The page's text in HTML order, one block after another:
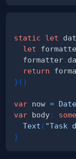
static let
let
  formatter
.
return
} ( )
var now = Date
var body: some
Text ( "Task
}